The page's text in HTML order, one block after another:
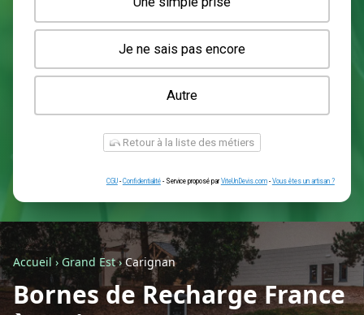
Une wallbox en monophasé (7kW)
Une prise renforcée (type greenup)
Une simple prise
Je ne sais pas encore
Autre
Accueil› Grand Est›Carignan
Bornes de Recharge France